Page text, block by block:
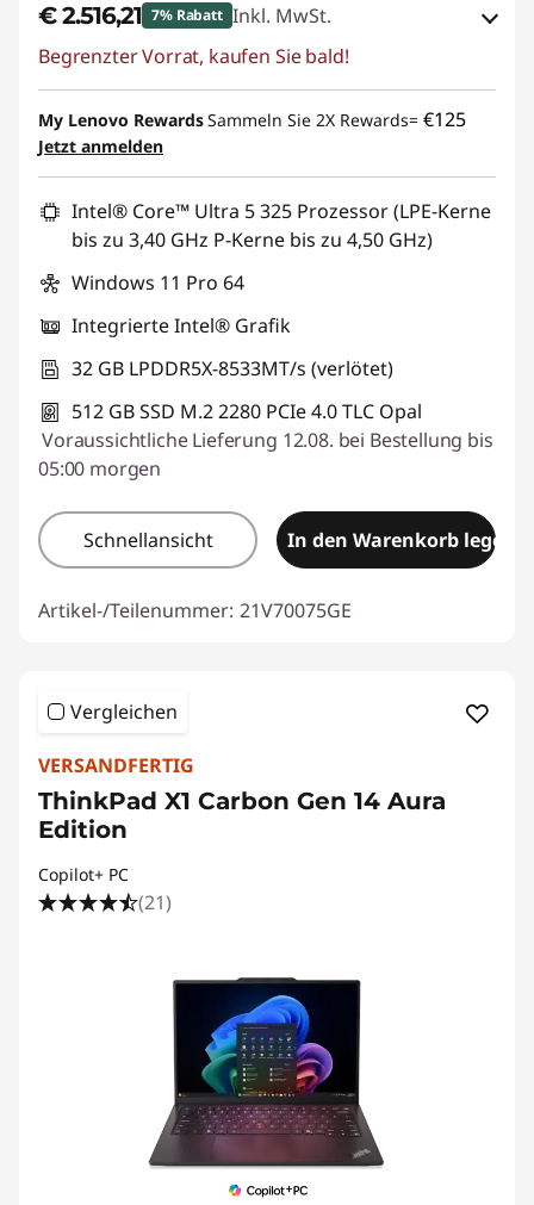
€ 2.516,21 7% Rabatt Inkl. MwSt.
eCoupon-Rabatt :-€ 218,80
eCoupon :THINKDEAL
Begrenzter Vorrat, kaufen Sie bald!
My Lenovo RewardsSammeln Sie 2X Rewards= €125
Jetzt anmelden
Intel® Core™ Ultra 5 325 Prozessor (LPE-Kerne
bis zu 3,40 GHz P-Kerne bis zu 4,50 GHz)
Windows 11 Pro 64
Integrierte Intel® Grafik
32 GB LPDDR5X-8533MT/s (verlötet)
512 GB SSD M.2 2280 PCIe 4.0 TLC Opal
Voraussichtliche Lieferung 12.08. bei Bestellung bis
05:00 morgen
Schnellansicht In den Warenkorb legen
Artikel-/Teilenummer: 21V70075GE
Vergleichen
VERSANDFERTIG
ThinkPad X1 Carbon Gen 14 Aura
Edition
Copilot+ PC
(21)